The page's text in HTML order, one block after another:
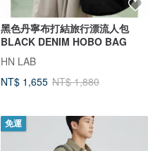
黑色丹寧布打結旅行漂流人包
BLACK DENIM HOBO BAG
HN LAB
NT$ 1,655 NT$ 1,880
免運